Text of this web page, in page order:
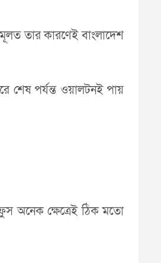
মূলত তার কারণেই বাংলাদেশ
শেষ পর্যন্ত ওয়ালটনই পায়
অনেক ক্ষেত্রেই ঠিক মতো